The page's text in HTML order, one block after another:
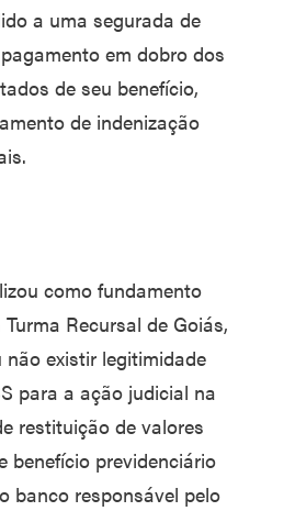
a uma segurada de
em dobro dos
de seu benefício,
de indenização
como fundamento
Recursal de Goiás,
não existir legitimidade
para a ação judicial na
restituição de valores
benefício previdenciário
banco responsável pelo